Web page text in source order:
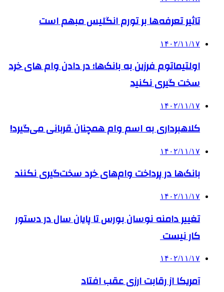
تاثیر تعرفه‎‌ها بر تورم انگلیس مبهم است
۱۴۰۲/۱۱/۱۷
اولتیماتوم فرزین به بانک‌ها؛ در دادن وام های خرد
سخت گیری نکنید
۱۴۰۲/۱۱/۱۷
کلاهبرداری به اسم وام‌ همچنان قربانی می‌گیرد!
۱۴۰۲/۱۱/۱۷
بانک‌ها در پرداخت وام‌های خرد سخت‌گیری نکنند
۱۴۰۲/۱۱/۱۷
تغییر دامنه نوسان بورس تا پایان سال در دستور
کار نیست
۱۴۰۲/۱۱/۱۷
آمریکا از رقابت ارزی عقب افتاد